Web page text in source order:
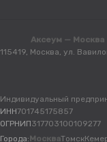
Аксеум — Москва
115419, Москва, ул.
Индивидуальный
ИНН701745175857
ОГРНИП317703100109277
Города: МоскваТомск